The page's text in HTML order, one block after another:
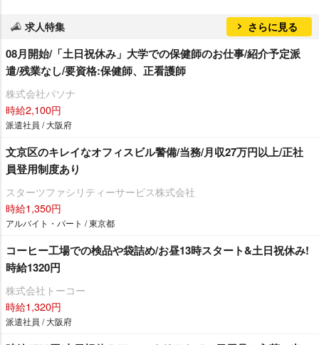
求人特集 さらに見る
08月開始/「土日祝休み」大学での保健師のお仕事/紹介予定派
遣/残業なし/要資格:保健師、正看護師
株式会社パソナ
時給2,100円
派遣社員 / 大阪府
文京区のキレイなオフィスビル警備/当務/月収27万円以上/正社
員登用制度あり
スターツファシリティーサービス株式会社
時給1,350円
アルバイト・パート / 東京都
コーヒー工場での検品や袋詰め/お昼13時スタート&土日祝休み!
時給1320円
株式会社トーコー
時給1,320円
派遣社員 / 大阪府